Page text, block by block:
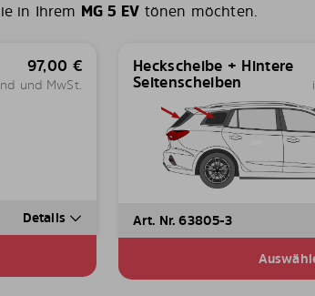
in Ihrem MG 5 EV tönen möchten.
97,00 €
und MwSt.
Details
Heckscheibe + Hintere
Seitenscheiben
Art. Nr. 63805-3